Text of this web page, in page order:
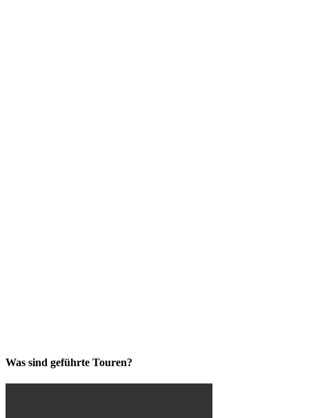
Was sind geführte Touren?